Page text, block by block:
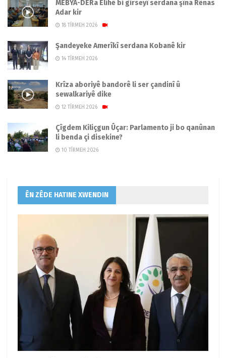
MEBYA-DERa Êlihê bi girseyî serdana şîna Rênas
Adar kir
18 TÎRMEH 2026
Şandeyeke Amerîkî serdana Kobanê kir
14 TÎRMEH 2026
Krîza aboriyê bandorê li ser çandinî û
sewalkariyê dike
12 TÎRMEH 2026
Çîgdem Kiliçgun Ûçar: Parlamento ji bo qanûnan
li benda çi disekine?
10 TÎRMEH 2026
ÊN ZÊDE HATINE XWENDIN